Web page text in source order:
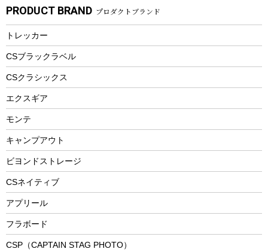
マグカップ、カップ
ステンレスボトル
フードボトル
トレー
ランチョンマット
ランチボックス
スプレー関係
ツール、他
ヘルメット
エアーポンプ
アクセサリー
自転車ウェア
パラソル
フローティングベスト
ヘルメット
エアーポンプ
ビーチテント
ウィンター
スノーシュー
防寒ウェア
トレッキング
トレッキングアクセサリー
プレイグッズ
湯たんぽ
防災用品
PRODUCT BRAND プロダクトブランド
トレッカー
CSブラックラベル
CSクラシックス
エクスギア
モンテ
キャンプアウト
ビヨンドストレージ
CSネイティブ
アプリール
フラボード
CSP（CAPTAIN STAG PHOTO）